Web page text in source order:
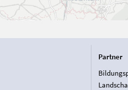
Partner